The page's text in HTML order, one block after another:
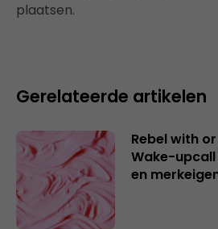
plaatsen.
Gerelateerde artikelen
Rebel with
Wake-
en